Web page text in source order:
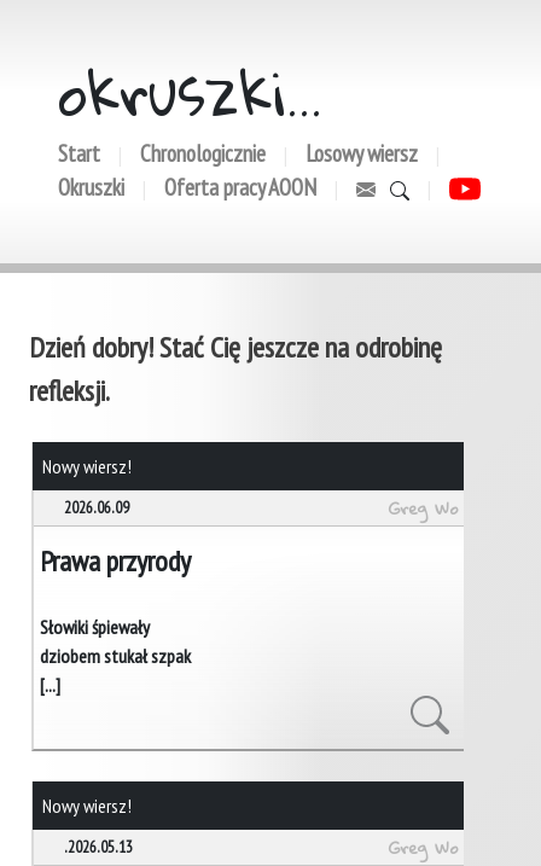
okruszki...
Start | Chronologicznie | Losowy wiersz |
Okruszki | Oferta pracy AOON | |
Dzień dobry! Stać Cię jeszcze na odrobinę
refleksji.
Nowy wiersz!
Greg Wo
2026.06.09
Prawa przyrody
Słowiki śpiewały
dziobem stukał szpak
[...]
Nowy wiersz!
Greg Wo
.2026.05.13